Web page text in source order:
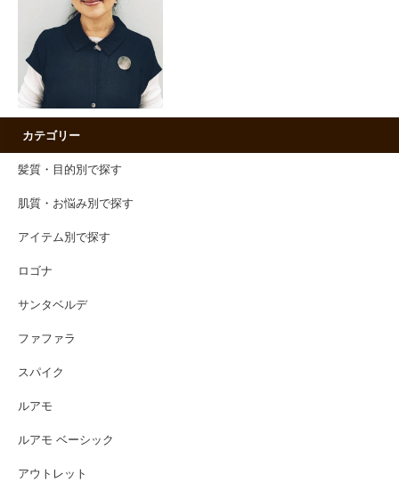
カテゴリー
髪質・目的別で探す
肌質・お悩み別で探す
アイテム別で探す
ロゴナ
サンタベルデ
ファファラ
スパイク
ルアモ
ルアモ ベーシック
アウトレット